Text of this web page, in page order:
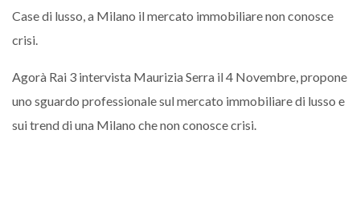
Case di lusso, a Milano il mercato immobiliare non conosce
crisi.
Agorà Rai 3 intervista Maurizia Serra il 4 Novembre, propone
uno sguardo professionale sul mercato immobiliare di lusso e
sui trend di una Milano che non conosce crisi.